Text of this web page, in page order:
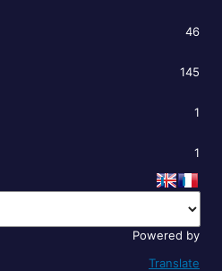
46
145
1
1
Powered by
Translate